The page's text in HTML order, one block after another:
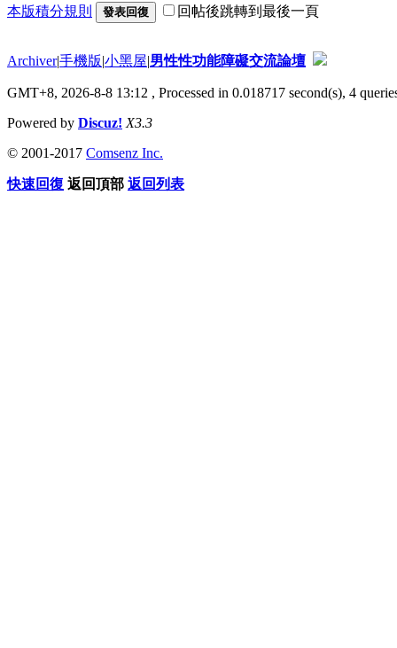
本版積分規則 發表回復 回帖後跳轉到最後一頁
Archiver|手機版|小黑屋|男性性功能障礙交流論壇
GMT+8, 2026-8-8 13:12 , Processed in 0.018717 second(s), 4
Powered by Discuz! X3.3
© 2001-2017 Comsenz Inc.
快速回復 返回頂部 返回列表